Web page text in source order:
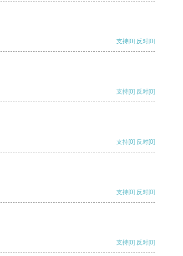
支持[0] 反对[0]
支持[0] 反对[0]
支持[0] 反对[0]
支持[0] 反对[0]
支持[0] 反对[0]